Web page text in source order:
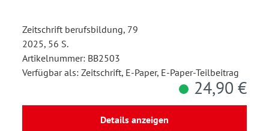
Zeitschrift berufsbildung, 79
2025, 56 S.
Artikelnummer: BB2503
Verfügbar als: Zeitschrift, E-Paper, E-Paper-Teilbeitrag
24,90 €
Details anzeigen